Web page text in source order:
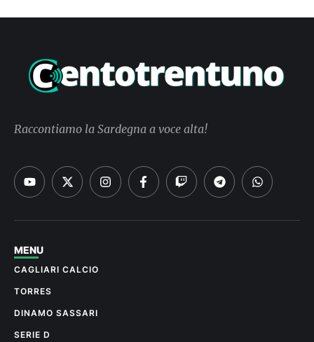
Raccontiamo la Sardegna a voce alta!
MENU
CAGLIARI CALCIO
TORRES
DINAMO SASSARI
SERIE D